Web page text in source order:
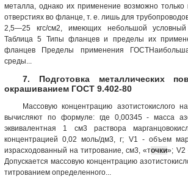
металла, однако их применение возможно
отверстиях во фланце, т. е. лишь для
2,5—25 кгс/см2, имеющих небольшой
Таблица 5 Типы фланцев и пределы их
фланцев Пределы применения
среды...
7. Подготовка металлических
окрашиванием ГОСТ 9.402-80
Массовую концентрацию азотистокислого
вычисляют по формуле: где 0,00345 - масса
эквивалентная 1 см3 раствора
концентрацией 0,02 моль/дм3, г; V1 - объем
израсходованный на титрование, см3, «точки»; V2
Допускается массовую концентрацию
титрованием определенного...